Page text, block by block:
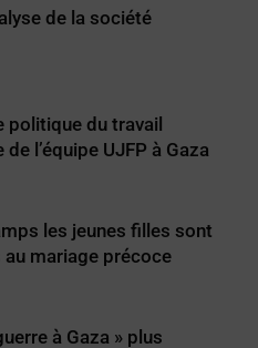
de la société
politique du travail
de l’équipe UJFP à Gaza
les jeunes filles sont
mariage précoce
à Gaza » plus